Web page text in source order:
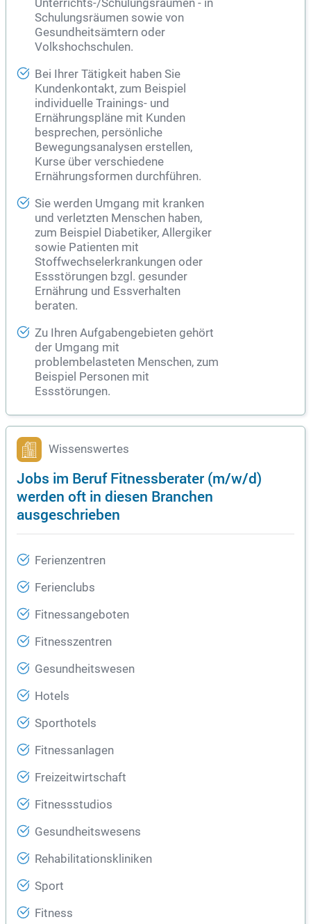
Unterrichts-/Schulungsräumen - in
Schulungsräumen sowie von
Gesundheitsämtern oder
Volkshochschulen.
Bei Ihrer Tätigkeit haben Sie
Kundenkontakt, zum Beispiel
individuelle Trainings- und
Ernährungspläne mit Kunden
besprechen, persönliche
Bewegungsanalysen erstellen,
Kurse über verschiedene
Ernährungsformen durchführen.
Sie werden Umgang mit kranken
und verletzten Menschen haben,
zum Beispiel Diabetiker, Allergiker
sowie Patienten mit
Stoffwechselerkrankungen oder
Essstörungen bzgl. gesunder
Ernährung und Essverhalten
beraten.
Zu Ihren Aufgabengebieten gehört
der Umgang mit
problembelasteten Menschen, zum
Beispiel Personen mit
Essstörungen.
Wissenswertes
Jobs im Beruf Fitnessberater (m/w/d)
werden oft in diesen Branchen
ausgeschrieben
Ferienzentren
Ferienclubs
Fitnessangeboten
Fitnesszentren
Gesundheitswesen
Hotels
Sporthotels
Fitnessanlagen
Freizeitwirtschaft
Fitnessstudios
Gesundheitswesens
Rehabilitationskliniken
Sport
Fitness